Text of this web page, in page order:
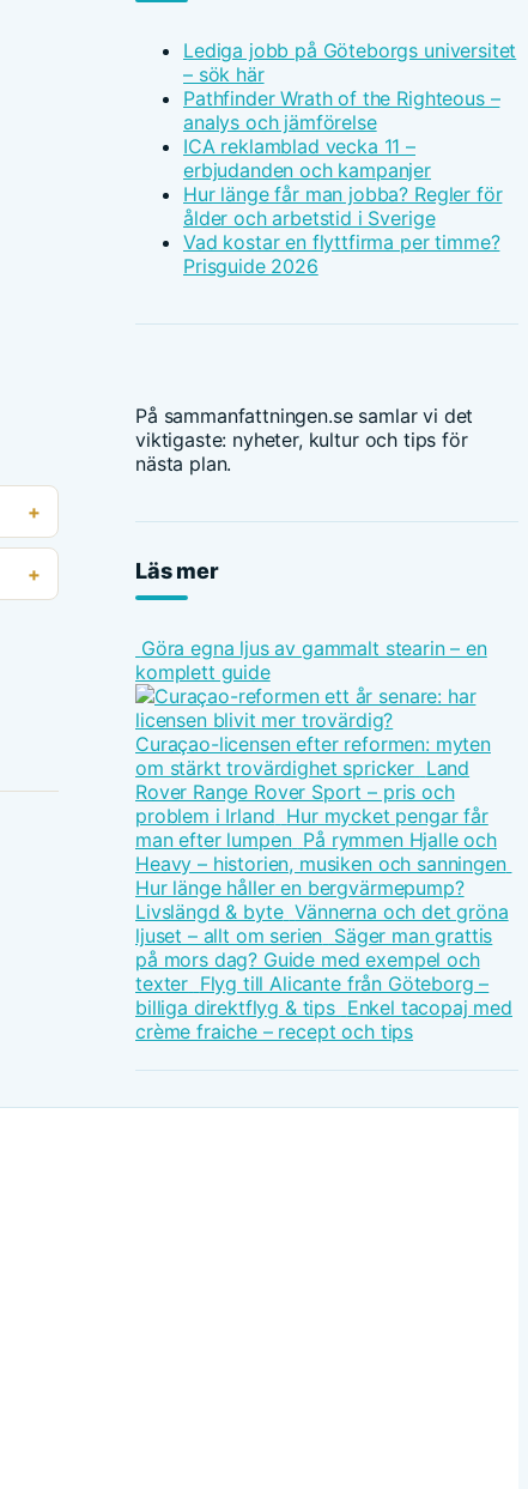
Lediga jobb på Göteborgs universitet
– sök här
Pathfinder Wrath of the Righteous –
analys och jämförelse
ICA reklamblad vecka 11 –
erbjudanden och kampanjer
Hur länge får man jobba? Regler för
ålder och arbetstid i Sverige
Vad kostar en flyttfirma per timme?
Prisguide 2026
På sammanfattningen.se samlar vi det
viktigaste: nyheter, kultur och tips för
nästa plan.
Läs mer
Göra egna ljus av gammalt stearin – en
komplett guide
Curaçao-licensen efter reformen: myten
om stärkt trovärdighet spricker Land
Rover Range Rover Sport – pris och
problem i Irland Hur mycket pengar får
man efter lumpen På rymmen Hjalle och
Heavy – historien, musiken och sanningen
Hur länge håller en bergvärmepump?
Livslängd & byte Vännerna och det gröna
ljuset – allt om serien Säger man grattis
på mors dag? Guide med exempel och
texter Flyg till Alicante från Göteborg –
billiga direktflyg & tips Enkel tacopaj med
crème fraiche – recept och tips